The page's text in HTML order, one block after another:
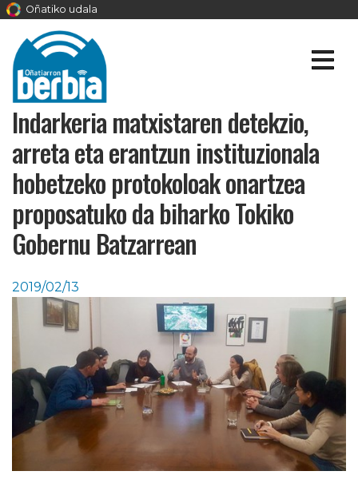
Oñatiko udala
Indarkeria matxistaren detekzio,
arreta eta erantzun instituzionala
hobetzeko protokoloak onartzea
proposatuko da biharko Tokiko
Gobernu Batzarrean
2019/02/13